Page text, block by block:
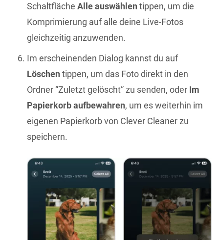
Schaltfläche Alle auswählen tippen, um die
Komprimierung auf alle deine Live-Fotos
gleichzeitig anzuwenden.
Im erscheinenden Dialog kannst du auf
Löschen tippen, um das Foto direkt in den
Ordner “Zuletzt gelöscht” zu senden, oder Im
Papierkorb aufbewahren, um es weiterhin im
eigenen Papierkorb von Clever Cleaner zu
speichern.